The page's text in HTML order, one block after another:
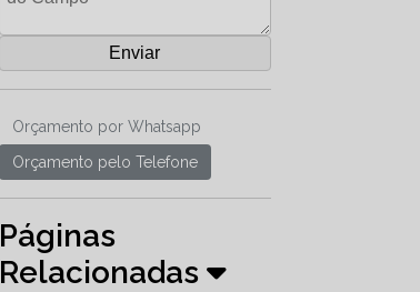
Orçamento por Whatsapp
Orçamento pelo Telefone
Páginas
Relacionadas